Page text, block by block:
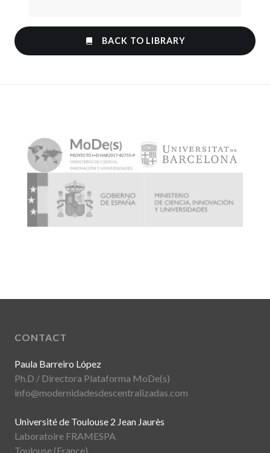
BACK TO LIBRARY
CONTACT
Paula Barreiro López
Ph.D / Directora Plataforma MoDe(s)
info@modernidadesdescentralizadas.com
Université de Toulouse 2 Jean Jaurès
Laboratoire FRAMESPA
Toulouse (France)